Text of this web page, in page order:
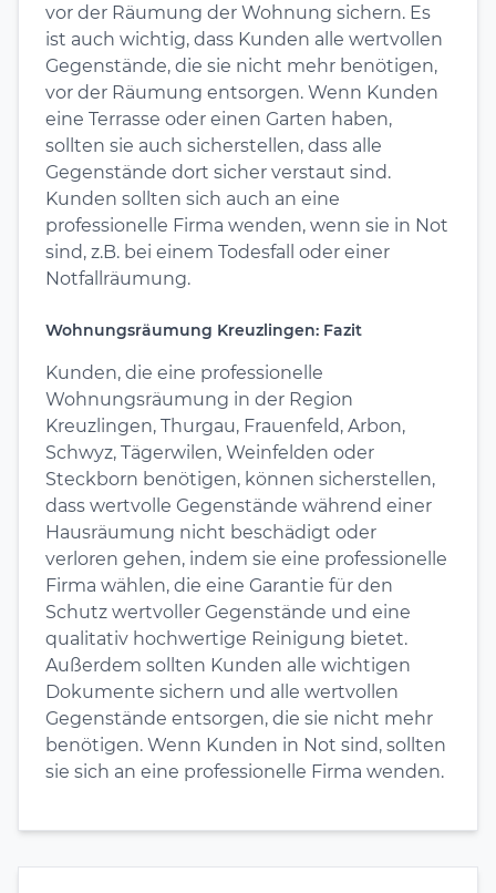
vor der Räumung der Wohnung sichern. Es
ist auch wichtig, dass Kunden alle wertvollen
Gegenstände, die sie nicht mehr benötigen,
vor der Räumung entsorgen. Wenn Kunden
eine Terrasse oder einen Garten haben,
sollten sie auch sicherstellen, dass alle
Gegenstände dort sicher verstaut sind.
Kunden sollten sich auch an eine
professionelle Firma wenden, wenn sie in Not
sind, z.B. bei einem Todesfall oder einer
Notfallräumung.
Wohnungsräumung Kreuzlingen: Fazit
Kunden, die eine professionelle
Wohnungsräumung in der Region
Kreuzlingen, Thurgau, Frauenfeld, Arbon,
Schwyz, Tägerwilen, Weinfelden oder
Steckborn benötigen, können sicherstellen,
dass wertvolle Gegenstände während einer
Hausräumung nicht beschädigt oder
verloren gehen, indem sie eine professionelle
Firma wählen, die eine Garantie für den
Schutz wertvoller Gegenstände und eine
qualitativ hochwertige Reinigung bietet.
Außerdem sollten Kunden alle wichtigen
Dokumente sichern und alle wertvollen
Gegenstände entsorgen, die sie nicht mehr
benötigen. Wenn Kunden in Not sind, sollten
sie sich an eine professionelle Firma wenden.